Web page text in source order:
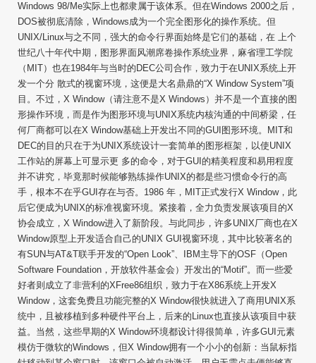
Windows 98/Me实际上也都隶属于该体系。但在Windows 2000之后，
DOS被彻底清除，Windows成为一个完全图形化的操作系统。但
UNIX/Linux与之不同，强大的命令行界面始终是它们的基础，在 上个
世纪八十年代中期，图形界面风潮席卷操作系统业界，麻省理工学院
（MIT）也在1984年与当时的DEC公司合作，致力于在UNIX系统上开
发一个分 散式的视窗环境，这便是大名鼎鼎的“X Window System”项
目。不过，X Window（请注意不是X Windows）并不是一个直接的图
形操作环境，而是作为图形环境与UNIX系统内核沟通的中间桥梁，任
何厂商都可以在X Window基础上开发出不同的GUI图形环境。MIT和
DEC的目的只在于为UNIX系统设计一套简单的图形框架，以使UNIX
工作站的屏幕上可显示更 多的命令，对于GUI的精美程度和易用程度
并不讲究，毕竟那时候能够熟练操作UNIX的都是些习惯命令行的高
手，根本不在乎GUI存在与否。1986 年，MIT正式发行X Window，此
后它便成为UNIX的标准视窗环境。紧接着，全力负责发展该项目的X
协会成立，X Window进入了新阶段。与此同步，许多UNIX厂商也在X
Window原型上开发适合自己的UNIX GUI视窗环境，其中比较著名的
有SUN与AT&T联手开发的“Open Look”、IBM主导下的OSF（Open
Software Foundation，开放软件基金会）开发出的“Motif”。而一些爱
好者则成立了非营利的XFree86组织，致力于在X86系统上开发X
Window，这套免费且功能完整的X Window很快就进入了商用UNIX系
统中，且被移植到多种硬件平台上，后来的Linux也直接从该项目中获
益。当然，这些早期的X Window环境都设计得很简单，许多GUI元素
模仿于微软的Windows，但X Window拥有一个小小的创新：当鼠标指